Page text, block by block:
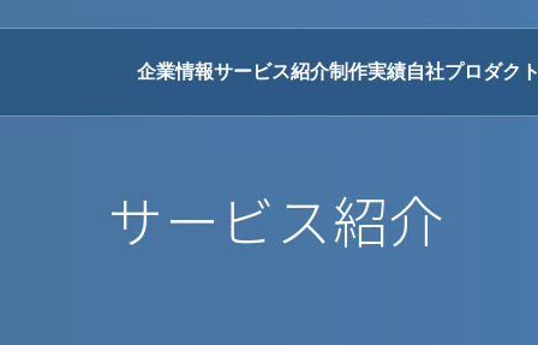
企業情報サービス紹介制作実績自社プロダクト
サービス紹介